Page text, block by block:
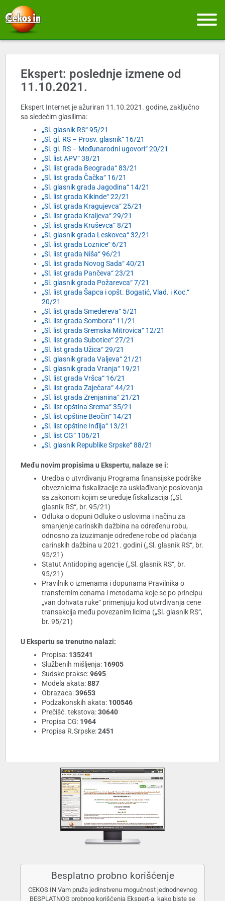
Ekspert: poslednje izmene od
11.10.2021.
Ekspert Internet je ažuriran 11.10.2021. godine, zaključno
sa sledećim glasilima:
„Sl. glasnik RS“ 95/21
„Sl. gl. RS – Prosv. glasnik“ 16/21
„Sl. gl. RS – Međunarodni ugovori“ 20/21
„Sl. list APV“ 38/21
„Sl. list grada Beograda“ 83/21
„Sl. list grada Čačka“ 16/21
„Sl. glasnik grada Jagodina“ 14/21
„Sl. list grada Kikinde“ 22/21
„Sl. list grada Kragujevca“ 25/21
„Sl. list grada Kraljeva“ 29/21
„Sl. list grada Kruševca“ 8/21
„Sl. glasnik grada Leskovca“ 32/21
„Sl. list grada Loznice“ 6/21
„Sl. list grada Niša“ 96/21
„Sl. list grada Novog Sada“ 40/21
„Sl. list grada Pančeva“ 23/21
„Sl. glasnik grada Požarevca“ 7/21
„Sl. list grada Šapca i opšt. Bogatić, Vlad. i Koc.“
20/21
„Sl. list grada Smedereva“ 5/21
„Sl. list grada Sombora“ 11/21
„Sl. list grada Sremska Mitrovica“ 12/21
„Sl. list grada Subotice“ 27/21
„Sl. list grada Užica“ 29/21
„Sl. glasnik grada Valjeva“ 21/21
„Sl. glasnik grada Vranja“ 19/21
„Sl. list grada Vršca“ 16/21
„Sl. list grada Zaječara“ 44/21
„Sl. list grada Zrenjanina“ 21/21
„Sl. list opština Srema“ 35/21
„Sl. list opštine Beočin“ 14/21
„Sl. list opštine Inđija“ 13/21
„Sl. list CG“ 106/21
„Sl. glasnik Republike Srpske“ 88/21
Među novim propisima u Ekspertu, nalaze se i:
Uredba o utvrđivanju Programa finansijske podrške
obveznicima fiskalizacije za usklađivanje poslovanja
sa zakonom kojim se uređuje fiskalizacija („Sl.
glasnik RS“, br. 95/21)
Odluka o dopuni Odluke o uslovima i načinu za
smanjenje carinskih dažbina na određenu robu,
odnosno za izuzimanje određene robe od plaćanja
carinskih dažbina u 2021. godini („Sl. glasnik RS“, br.
95/21)
Statut Antidoping agencije („Sl. glasnik RS“, br.
95/21)
Pravilnik o izmenama i dopunama Pravilnika o
transfernim cenama i metodama koje se po principu
„van dohvata ruke“ primenjuju kod utvrđivanja cene
transakcija među povezanim licima („Sl. glasnik RS“,
br. 95/21)
U Ekspertu se trenutno nalazi:
Propisa: 135241
Službenih mišljenja: 16905
Sudske prakse:9695
Modela akata:887
Obrazaca:39653
Podzakonskih akata: 100546
Prečišć. tekstova:30640
Propisa CG: 1964
Propisa R.Srpske:2451
Besplatno probno korišćenje
CEKOS IN Vam pruža jedinstvenu mogućnost jednodnevnog
BESPLATNOG probnog korišćenja Ekspert-a, kako biste se